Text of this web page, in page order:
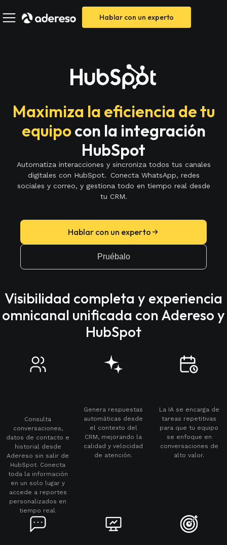
Hablar con un experto
Maximiza la eficiencia de tu
equipocon la integración
HubSpot
Automatiza interacciones y sincroniza todos tus canales
digitales con HubSpot. Conecta WhatsApp, redes
sociales y correo, y gestiona todo en tiempo real desde
tu CRM.
Hablar con un experto
Pruébalo
Visibilidad completa y experiencia
omnicanal unificada con Adereso y
HubSpot
Consulta
conversaciones,
datos de contacto e
historial desde
Adereso sin salir de
HubSpot. Conecta
toda la información
en un solo lugar y
accede a reportes
personalizados en
tiempo real.
Genera respuestas
automáticas desde
el contexto del
CRM, mejorando la
calidad y velocidad
de atención.
La IA se encarga de
tareas repetitivas
para que tu equipo
se enfoque en
conversaciones de
alto valor.